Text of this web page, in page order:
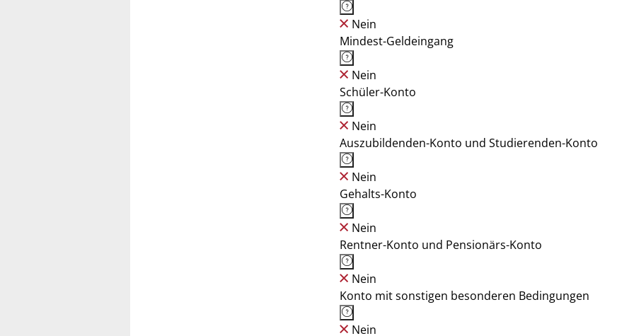
Nein
Mindest-Geldeingang
Nein
Schüler-Konto
Nein
Auszubildenden-Konto und Studierenden-Konto
Nein
Gehalts-Konto
Nein
Rentner-Konto und Pensionärs-Konto
Nein
Konto mit sonstigen besonderen Bedingungen
Nein